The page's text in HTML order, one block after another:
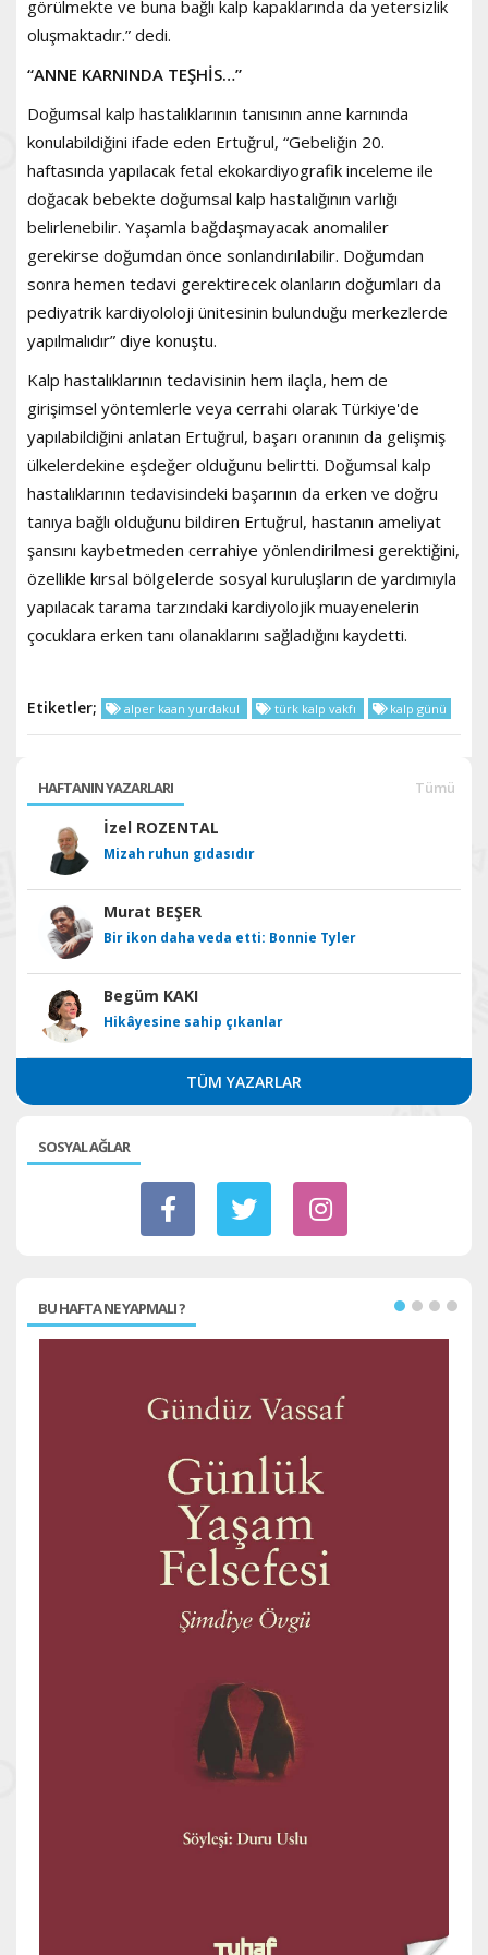
görülmekte ve buna bağlı kalp kapaklarında da yetersizlik
oluşmaktadır.” dedi.
“ANNE KARNINDA TEŞHİS…”
Doğumsal kalp hastalıklarının tanısının anne karnında
konulabildiğini ifade eden Ertuğrul, “Gebeliğin 20.
haftasında yapılacak fetal ekokardiyografik inceleme ile
doğacak bebekte doğumsal kalp hastalığının varlığı
belirlenebilir. Yaşamla bağdaşmayacak anomaliler
gerekirse doğumdan önce sonlandırılabilir. Doğumdan
sonra hemen tedavi gerektirecek olanların doğumları da
pediyatrik kardiyololoji ünitesinin bulunduğu merkezlerde
yapılmalıdır” diye konuştu.
Kalp hastalıklarının tedavisinin hem ilaçla, hem de
girişimsel yöntemlerle veya cerrahi olarak Türkiye'de
yapılabildiğini anlatan Ertuğrul, başarı oranının da gelişmiş
ülkelerdekine eşdeğer olduğunu belirtti. Doğumsal kalp
hastalıklarının tedavisindeki başarının da erken ve doğru
tanıya bağlı olduğunu bildiren Ertuğrul, hastanın ameliyat
şansını kaybetmeden cerrahiye yönlendirilmesi gerektiğini,
özellikle kırsal bölgelerde sosyal kuruluşların de yardımıyla
yapılacak tarama tarzındaki kardiyolojik muayenelerin
çocuklara erken tanı olanaklarını sağladığını kaydetti.
Etiketler; alper kaan yurdakul türk kalp vakfı kalp günü
HAFTANIN YAZARLARI Tümü
İzel ROZENTAL
Mizah ruhun gıdasıdır
Murat BEŞER
Bir ikon daha veda etti: Bonnie Tyler
Begüm KAKI
Hikâyesine sahip çıkanlar
TÜM YAZARLAR
SOSYAL AĞLAR
BU HAFTA NE YAPMALI ?